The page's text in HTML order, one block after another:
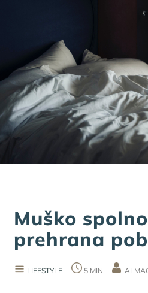
Muško
prehrana
LIFESTYLE 5 MIN